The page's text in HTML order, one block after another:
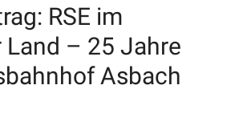
RSE im
– 25 Jahre
Asbach